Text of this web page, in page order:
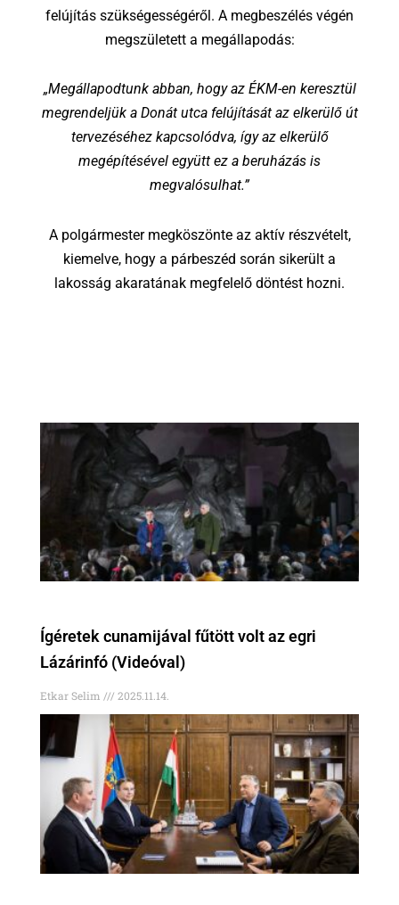
felújítás szükségességéről. A megbeszélés végén
megszületett a megállapodás:
„Megállapodtunk abban, hogy az ÉKM-en keresztül
megrendeljük a Donát utca felújítását az elkerülő út
tervezéséhez kapcsolódva, így az elkerülő
megépítésével együtt ez a beruházás is
megvalósulhat.”
A polgármester megköszönte az aktív részvételt,
kiemelve, hogy a párbeszéd során sikerült a
lakosság akaratának megfelelő döntést hozni.
Ígéretek cunamijával fűtött volt az egri
Lázárinfó (Videóval)
Etkar Selim 2025.11.14.